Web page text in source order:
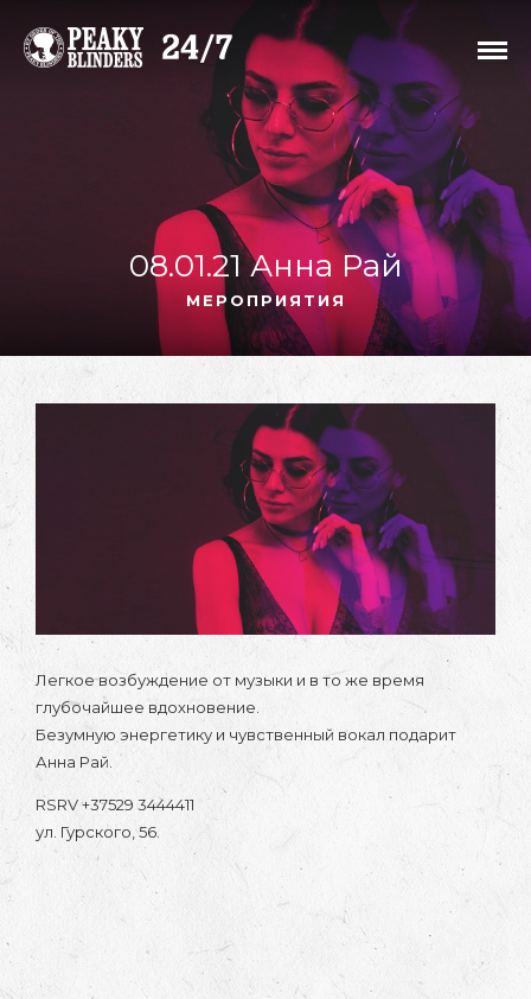
08.01.21 Анна Рай
МЕРОПРИЯТИЯ
Легкое возбуждение от музыки и в то же время
глубочайшее вдохновение.
Безумную энергетику и чувственный вокал подарит
Анна Рай.
RSRV +37529 3444411
ул. Гурского, 56.